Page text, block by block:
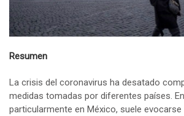
Resumen
La crisis del coronavirus ha desatado
medidas tomadas por diferentes países.
particularmente en México, suele